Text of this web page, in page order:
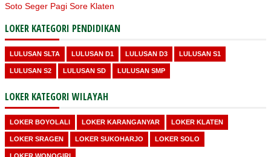
Soto Seger Pagi Sore Klaten
LOKER KATEGORI PENDIDIKAN
LULUSAN SLTA LULUSAN D1 LULUSAN D3 LULUSAN S1
LULUSAN S2 LULUSAN SD LULUSAN SMP
LOKER KATEGORI WILAYAH
LOKER BOYOLALI LOKER KARANGANYAR LOKER KLATEN
LOKER SRAGEN LOKER SUKOHARJO LOKER SOLO